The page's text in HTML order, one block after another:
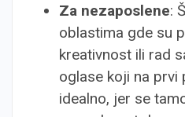
Za nezaposlene:
oblastima gde su
kreativnost ili rad
oglase koji na prvi
idealno, jer se